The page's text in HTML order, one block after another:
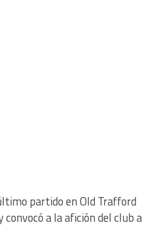
partido en Old Trafford
a la afición del club a